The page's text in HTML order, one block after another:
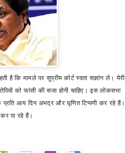
है कि मामले पर सुप्रीम कोर्ट स्वता सज्ञांन ले। मेरी
को फांसी की सजा होनी चाहिए। इस लोकसभा
प्रति आय दिन अभद्र और घृणित टिप्पणी कर रहे हैं।
कर पा रहे हैं।